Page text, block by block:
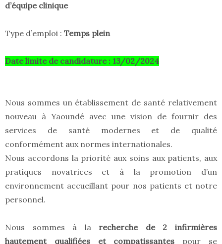
d’équipe clinique
Type d’emploi : Temps plein
Date limite de candidature : 13/02/2024
Nous sommes un établissement de santé relativement
nouveau à Yaoundé avec une vision de fournir des
services de santé modernes et de qualité
conformément aux normes internationales.
Nous accordons la priorité aux soins aux patients, aux
pratiques novatrices et à la promotion d’un
environnement accueillant pour nos patients et notre
personnel.
Nous sommes à la recherche de 2 infirmières
hautement qualifiées et compatissantes pour se